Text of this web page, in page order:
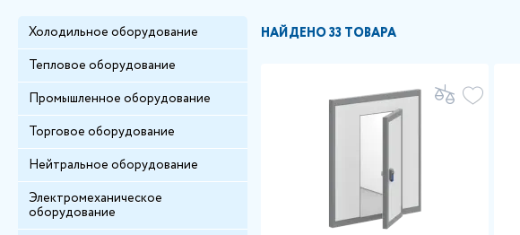
Холодильное оборудование
Тепловое оборудование
Промышленное оборудование
Торговое оборудование
Нейтральное оборудование
Электромеханическое
оборудование
НАЙДЕНО33 ТОВАРА